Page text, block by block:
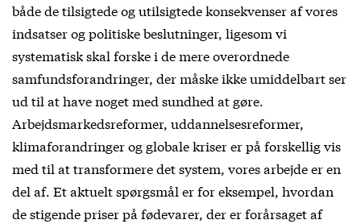
både de tilsigtede og utilsigtede konsekvenser af vores
indsatser og politiske beslutninger, ligesom vi
systematisk skal forske i de mere overordnede
samfundsforandringer, der måske ikke umiddelbart ser
ud til at have noget med sundhed at gøre.
Arbejdsmarkedsreformer, uddannelsesreformer,
klimaforandringer og globale kriser er på forskellig vis
med til at transformere det system, vores arbejde er en
del af. Et aktuelt spørgsmål er for eksempel, hvordan
de stigende priser på fødevarer, der er forårsaget af